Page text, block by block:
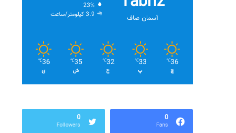
آسمان صاف
23%
3.9 کیلومتر/ساعت
36
℃
چ
33
℃
پ
32
℃
ج
35
℃
ش
36
℃
ی
0
Fans
0
Followers